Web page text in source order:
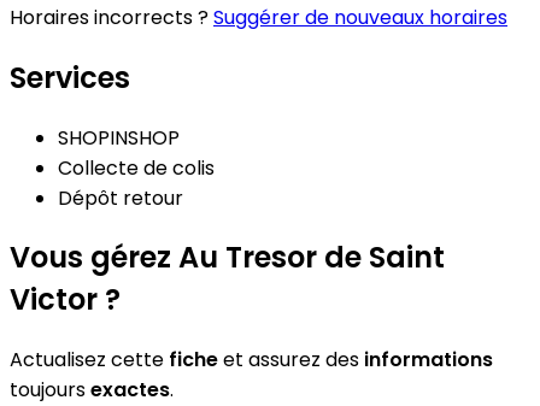
Horaires incorrects ?Suggérer de nouveaux horaires
Services
SHOPINSHOP
Collecte de colis
Dépôt retour
Vous gérez Au Tresor de Saint
Victor ?
Actualisez cette ficheet assurez des informations
toujoursexactes.